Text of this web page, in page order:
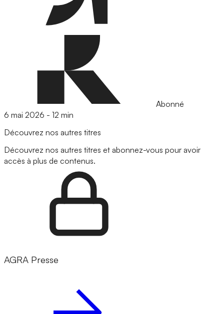
Abonné
6 mai 2026 - 12 min
Découvrez nos autres titres
Découvrez nos autres titres et abonnez-vous pour avoir
accès à plus de contenus.
AGRA Presse